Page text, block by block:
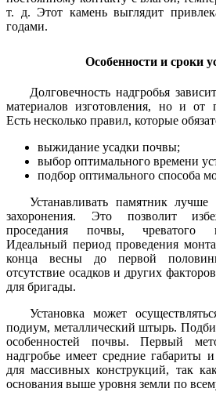
т. д. Этот камень выглядит
годами.
Особенности и сроки
Долговечность надгробья
материалов изготовления, но и от
Есть несколько правил, которые
выжидание усадки почвы;
выбор оптимального времени
подбор оптимального способа
Устанавливать памятник лучше
захоронения. Это позволит
проседания почвы, чреватого
Идеальный период проведения
конца весны до первой
отсутствие осадков и других
для бригады.
Установка может
подиум, металлический штырь.
особенностей почвы. Первый
надгробье имеет средние габариты
для массивных конструкций, так
основания выше уровня земли по